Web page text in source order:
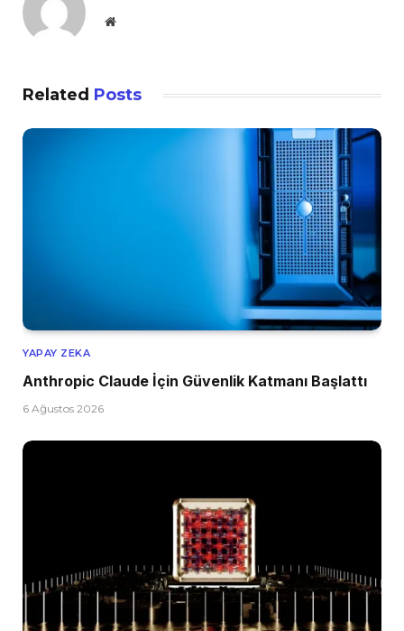
Website
Related Posts
YAPAY ZEKA
Anthropic Claude İçin Güvenlik Katmanı Başlattı
6 Ağustos 2026